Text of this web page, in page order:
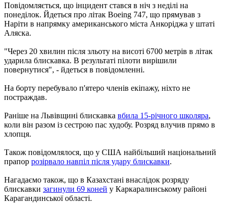
Повідомляється, що інцидент стався в ніч з неділі на
понеділок. Йдеться про літак Boeing 747, що прямував з
Наріти в напрямку американського міста Анкоріджа у штаті
Аляска.
"Через 20 хвилин після зльоту на висоті 6700 метрів в літак
ударила блискавка. В результаті пілоти вирішили
повернутися", - йдеться в повідомленні.
На борту перебувало п'ятеро членів екіпажу, ніхто не
постраждав.
Раніше на Львівщині блискавка вбила 15-річного школяра,
коли він разом із сестрою пас худобу. Розряд влучив прямо в
хлопця.
Також повідомлялося, що у США найбільший національний
прапор розірвало навпіл після удару блискавки.
Нагадаємо також, що в Казахстані внаслідок розряду
блискавки загинули 69 коней у Каркаралинському районі
Карагандинської області.